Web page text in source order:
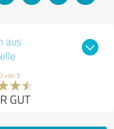
aus
von 5
GUT